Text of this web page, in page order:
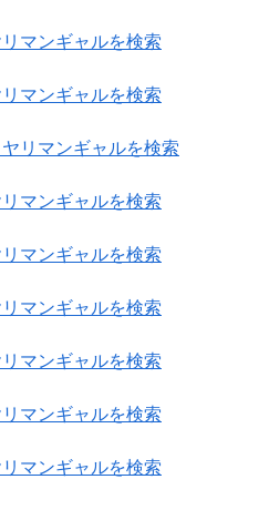
マンギャルを検索
マンギャルを検索
リマンギャルを検索
マンギャルを検索
マンギャルを検索
マンギャルを検索
マンギャルを検索
マンギャルを検索
マンギャルを検索